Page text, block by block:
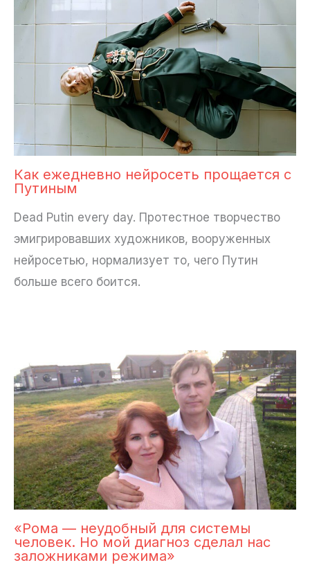
Как ежедневно нейросеть прощается с
Путиным
Dead Putin every day. Протестное творчество
эмигрировавших художников, вооруженных
нейросетью, нормализует то, чего Путин
больше всего боится.
«Рома — неудобный для системы
человек. Но мой диагноз сделал нас
заложниками режима»